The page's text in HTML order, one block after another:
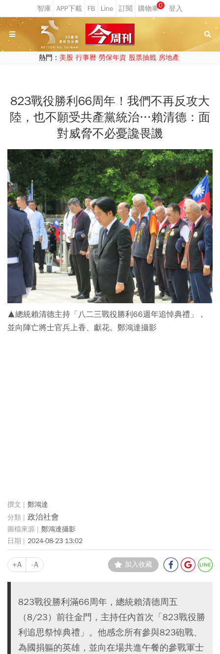
0
熱門： 美股 行事曆 勞保年資 股票抽籤 房地產
823戰役勝利66周年！我們不再反攻大
陸，也不願受共產黨統治…賴清德：面
對威脅不必憂讒畏譏
▲總統賴清德主持「八二三戰役勝利66週年追悼典禮」，
並向陣亡將士官兵上香、獻花。鄭鴻達攝影
鄭鴻達
政治社會
鄭鴻達攝影
2024-08-23 13:02
+A -A 加入收藏
823戰役勝利滿66周年，總統賴清德周五
（8/23）前往金門，主持任內首次「823戰役勝
利追思祭悼典禮」。他感念所有參與823砲戰、
為國捐軀的英雄，並向在場共進午餐的參戰軍士